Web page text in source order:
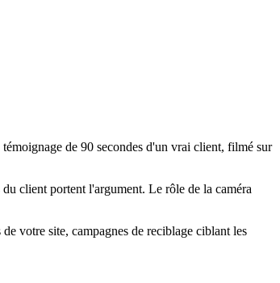
de 90 secondes d'un vrai client, filmé sur
client portent l'argument. Le rôle de la caméra
votre site, campagnes de reciblage ciblant les